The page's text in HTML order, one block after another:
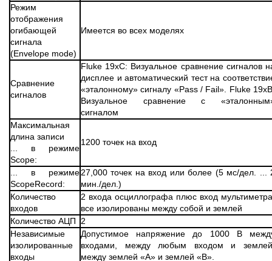
Режим
отображения
огибающей
сигнала
(Envelope mode)
Имеется во всех моделях
Сравнение
сигналов
Fluke 19xC: Визуальное сравнение сигналов
дисплее и автоматический тест на
«эталонному» сигналу «Pass / Fail». Fluke
Визуальное сравнение с
сигналом
Максимальная
длина записи
... в режиме
Scope:
1200 точек на вход
... в режиме
ScopeRecord:
27,000 точек на вход или более (5 мс/дел. ...
мин./дел.)
Количество
входов
2 входа осциллографа плюс вход
все изолированы между собой и землей
Количество АЦП
2
Независимые
изолированные
входы
Допустимое напряжение до 1000 В
входами, между любым входом и
между землей «А» и землей «В».